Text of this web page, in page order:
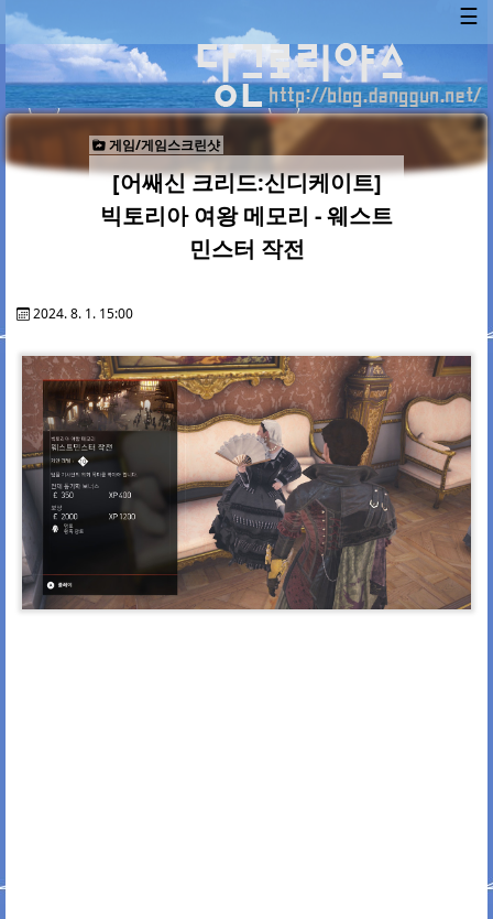
☰
게임/게임스크린샷
[어쌔신 크리드:신디케이트]
빅토리아 여왕 메모리 - 웨스트
민스터 작전
2024. 8. 1. 15:00